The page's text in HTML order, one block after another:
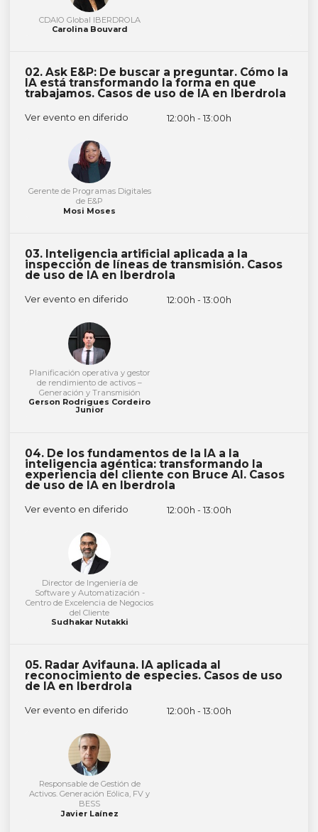
CDAIO Global IBERDROLA
Carolina Bouvard
02. Ask E&P: De buscar a preguntar. Cómo la
IA está transformando la forma en que
trabajamos. Casos de uso de IA en Iberdrola
Ver evento en diferido 12:00h - 13:00h
Gerente de Programas Digitales
de E&P
Mosi Moses
03. Inteligencia artificial aplicada a la
inspección de líneas de transmisión. Casos
de uso de IA en Iberdrola
Ver evento en diferido 12:00h - 13:00h
Planificación operativa y gestor
de rendimiento de activos –
Generación y Transmisión
Gerson Rodrigues Cordeiro
Junior
04. De los fundamentos de la IA a la
inteligencia agéntica: transformando la
experiencia del cliente con Bruce AI. Casos
de uso de IA en Iberdrola
Ver evento en diferido 12:00h - 13:00h
Director de Ingeniería de
Software y Automatización -
Centro de Excelencia de Negocios
del Cliente
Sudhakar Nutakki
05. Radar Avifauna. IA aplicada al
reconocimiento de especies. Casos de uso
de IA en Iberdrola
Ver evento en diferido 12:00h - 13:00h
Responsable de Gestión de
Activos. Generación Eólica, FV y
BESS
Javier Laínez